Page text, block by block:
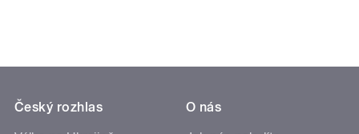
Český rozhlas
O nás